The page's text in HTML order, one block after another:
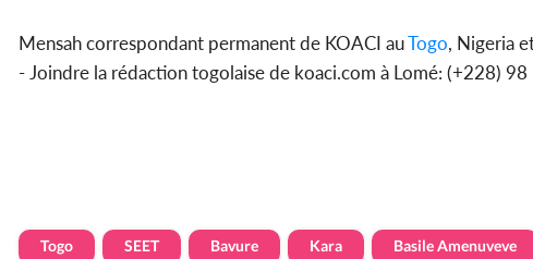
Mensah correspondant permanent de KOACI auTogo, Nigeria
- Joindre la rédaction togolaise de koaci.com à Lomé: (+228)
Togo SEET Bavure Kara Basile Amenuveve